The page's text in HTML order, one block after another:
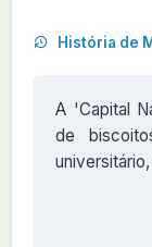
História de
A 'Capital
de